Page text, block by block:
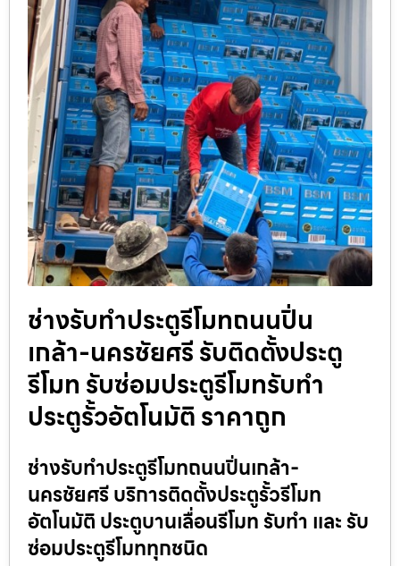
ช่างรับทำประตูรีโมทถนนปิ่น
เกล้า-นครชัยศรี รับติดตั้งประตู
รีโมท รับซ่อมประตูรีโมทรับทำ
ประตูรั้วอัตโนมัติ ราคาถูก
ช่างรับทำประตูรีโมทถนนปิ่นเกล้า-
นครชัยศรี บริการติดตั้งประตูรั้วรีโมท
อัตโนมัติ ประตูบานเลื่อนรีโมท รับทำ และ รับ
ซ่อมประตูรีโมททุกชนิด